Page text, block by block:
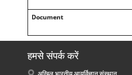
Document
हमसे संपर्क करें